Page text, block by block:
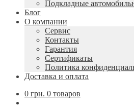
Подкладные
Блог
О компании
Сервис
Контакты
Гарантия
Сертификаты
Политика
Доставка и оплата
0 грн. 0 товаров